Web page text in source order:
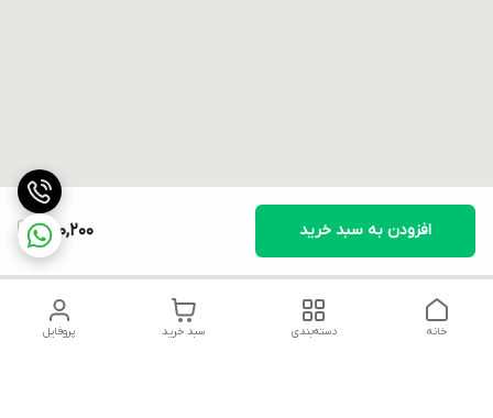
490,200 افزودن به سبد خرید
پروفایل سبد خرید دسته‌بندی خانه